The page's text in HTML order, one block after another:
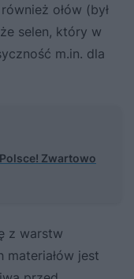
ołów (był
selen, który w
m.in. dla
Zwartowo
z warstw
jest